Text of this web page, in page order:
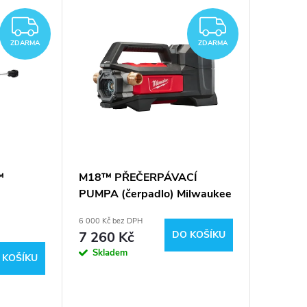
ZDARMA
ZDARMA ZDARMA
M18™ PŘEČERPÁVACÍ
PUMPA (čerpadlo) Milwaukee
6 000 Kč bez DPH
7 260 Kč
Skladem
DO KOŠÍKU